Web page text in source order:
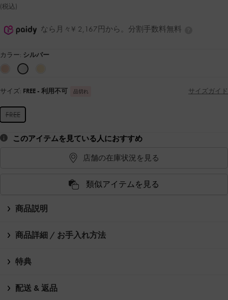
(税込)
なら月々¥ 2,167円から。分割手数料無料
カラー: シルバー
サイズ: FREE - 利用不可 品切れ サイズガイド
FREE
このアイテムを見ている人におすすめ
店舗の在庫状況を見る
類似アイテムを見る
商品説明
商品詳細 / お手入れ方法
特典
配送 & 返品